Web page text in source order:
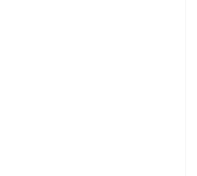
5 hvězdiček.